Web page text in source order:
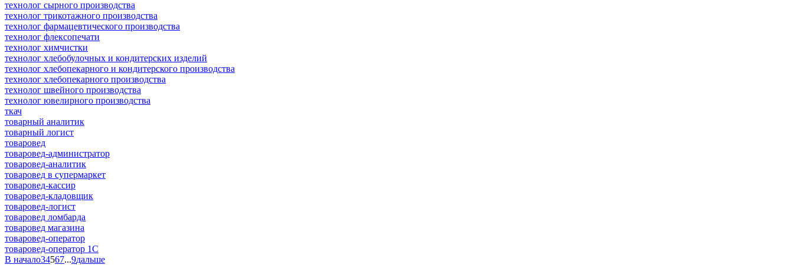
технолог сырного производства
технолог трикотажного производства
технолог фармацевтического производства
технолог флексопечати
технолог химчистки
технолог хлебобулочных и кондитерских изделий
технолог хлебопекарного и кондитерского производства
технолог хлебопекарного производства
технолог швейного производства
технолог ювелирного производства
ткач
товарный аналитик
товарный логист
товаровед
товаровед-администратор
товаровед-аналитик
товаровед в супермаркет
товаровед-кассир
товаровед-кладовщик
товаровед-логист
товаровед ломбарда
товаровед магазина
товаровед-оператор
товаровед-оператор 1С
В начало34567...9дальше